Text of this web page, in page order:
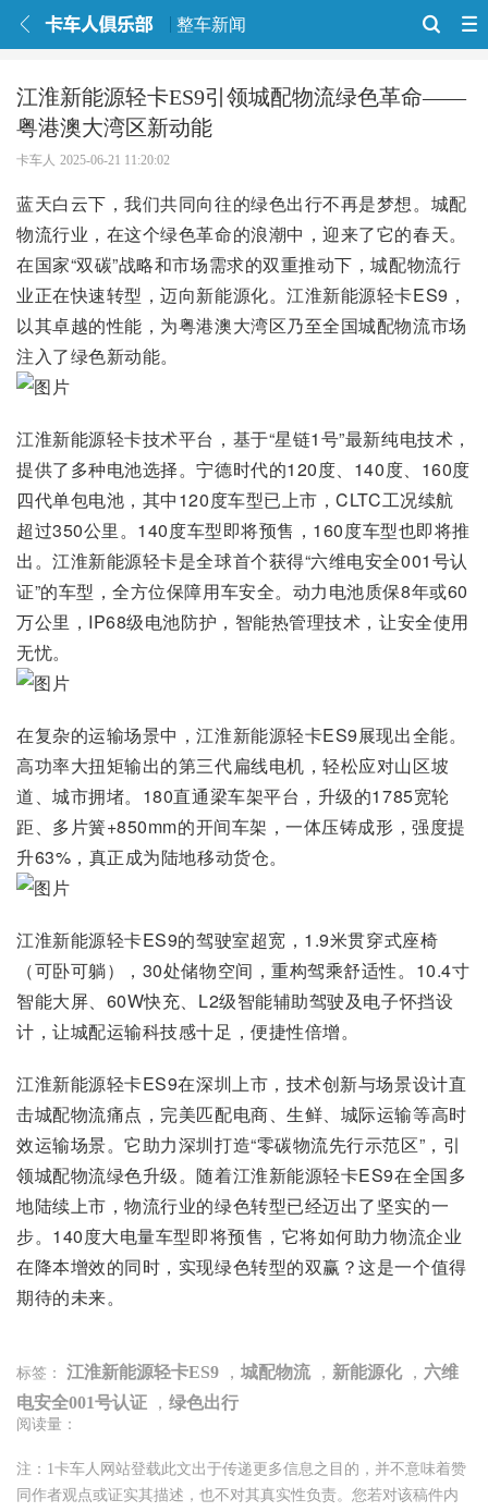
整车新闻
江淮新能源轻卡ES9引领城配物流绿色革命——
粤港澳大湾区新动能
卡车人 2025-06-21 11:20:02
蓝天白云下，我们共同向往的绿色出行不再是梦想。城配
物流行业，在这个绿色革命的浪潮中，迎来了它的春天。
在国家“双碳”战略和市场需求的双重推动下，城配物流行
业正在快速转型，迈向新能源化。江淮新能源轻卡ES9，
以其卓越的性能，为粤港澳大湾区乃至全国城配物流市场
注入了绿色新动能。
江淮新能源轻卡技术平台，基于“星链1号”最新纯电技术，
提供了多种电池选择。宁德时代的120度、140度、160度
四代单包电池，其中120度车型已上市，CLTC工况续航
超过350公里。140度车型即将预售，160度车型也即将推
出。江淮新能源轻卡是全球首个获得“六维电安全001号认
证”的车型，全方位保障用车安全。动力电池质保8年或60
万公里，IP68级电池防护，智能热管理技术，让安全使用
无忧。
在复杂的运输场景中，江淮新能源轻卡ES9展现出全能。
高功率大扭矩输出的第三代扁线电机，轻松应对山区坡
道、城市拥堵。180直通梁车架平台，升级的1785宽轮
距、多片簧+850mm的开间车架，一体压铸成形，强度提
升63%，真正成为陆地移动货仓。
江淮新能源轻卡ES9的驾驶室超宽，1.9米贯穿式座椅
（可卧可躺），30处储物空间，重构驾乘舒适性。10.4寸
智能大屏、60W快充、L2级智能辅助驾驶及电子怀挡设
计，让城配运输科技感十足，便捷性倍增。
江淮新能源轻卡ES9在深圳上市，技术创新与场景设计直
击城配物流痛点，完美匹配电商、生鲜、城际运输等高时
效运输场景。它助力深圳打造“零碳物流先行示范区”，引
领城配物流绿色升级。随着江淮新能源轻卡ES9在全国多
地陆续上市，物流行业的绿色转型已经迈出了坚实的一
步。140度大电量车型即将预售，它将如何助力物流企业
在降本增效的同时，实现绿色转型的双赢？这是一个值得
期待的未来。
标签： 江淮新能源轻卡ES9 ， 城配物流， 新能源化， 六维
电安全001号认证 ， 绿色出行
阅读量：
注：1卡车人网站登载此文出于传递更多信息之目的，并不意味着赞
同作者观点或证实其描述，也不对其真实性负责。您若对该稿件内